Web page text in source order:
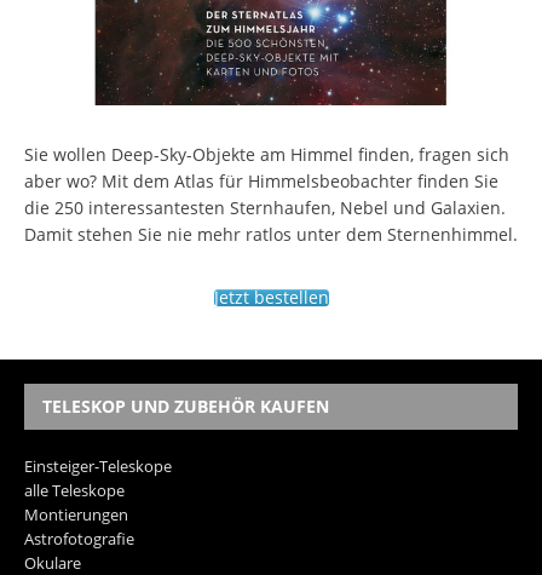
Sie wollen Deep-Sky-Objekte am Himmel finden, fragen sich
aber wo? Mit dem Atlas für Himmelsbeobachter finden Sie
die 250 interessantesten Sternhaufen, Nebel und Galaxien.
Damit stehen Sie nie mehr ratlos unter dem Sternenhimmel.
Jetzt bestellen
TELESKOP UND ZUBEHÖR KAUFEN
Einsteiger-Teleskope
alle Teleskope
Montierungen
Astrofotografie
Okulare